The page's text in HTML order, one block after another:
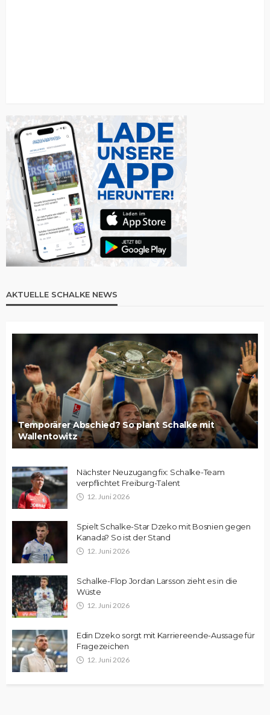
AKTUELLE SCHALKE NEWS
Temporärer Abschied? So plant Schalke mit
Wallentowitz
Nächster Neuzugang fix: Schalke-Team
verpflichtet Freiburg-Talent
12. Juni 2026
Spielt Schalke-Star Dzeko mit Bosnien gegen
Kanada? So ist der Stand
12. Juni 2026
Schalke-Flop Jordan Larsson zieht es in die
Wüste
12. Juni 2026
Edin Dzeko sorgt mit Karriereende-Aussage für
Fragezeichen
12. Juni 2026